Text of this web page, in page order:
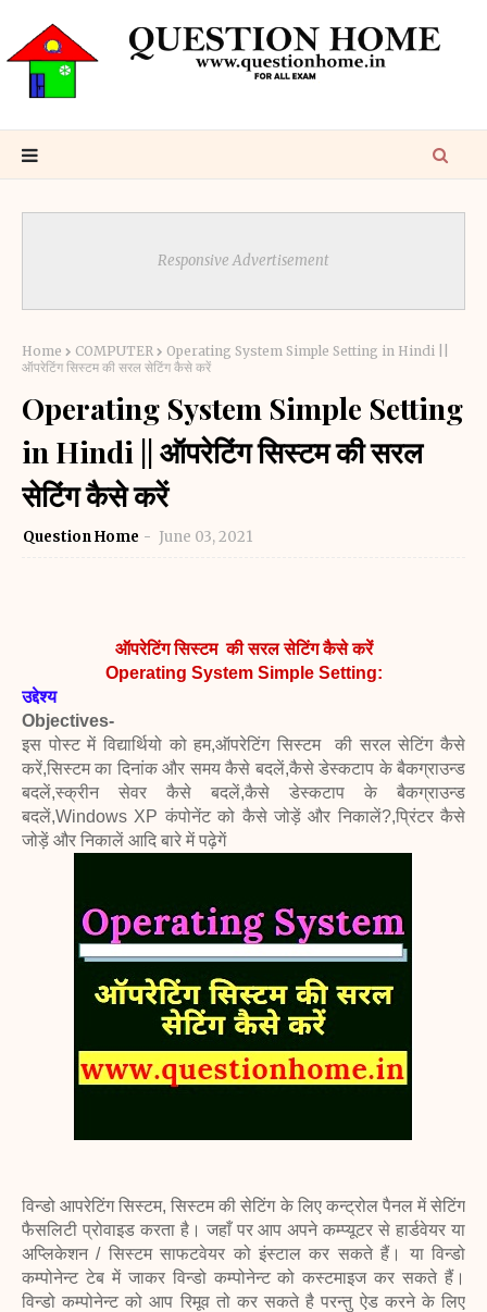
Responsive Advertisement
Home COMPUTER
Operating System Simple Setting in Hindi ||
ऑपरेटिंग सिस्टम की सरल सेटिंग कैसे करें
Operating System Simple Setting
in Hindi || ऑपरेटिंग सिस्टम की सरल
सेटिंग कैसे करें
Question Home June 03, 2021
ऑपरेटिंग सिस्टम की सरल सेटिंग कैसे करें
Operating System Simple Setting:
उद्देश्य
Objectives-
इस पोस्ट में विद्यार्थियो को हम,ऑपरेटिंग सिस्टम की सरल सेटिंग कैसे
करें,सिस्टम का दिनांक और समय कैसे बदलें,कैसे डेस्कटाप के बैकग्राउन्ड
बदलें,स्क्रीन सेवर कैसे बदलें,कैसे डेस्कटाप के बैकग्राउन्ड
बदलें,Windows XP कंपोनेंट को कैसे जोड़ें और निकालें?,प्रिंटर कैसे
जोड़ें और निकालें आदि बारे में पढ़ेगें
विन्डो आपरेटिंग सिस्टम, सिस्टम की सेटिंग के लिए कन्ट्रोल पैनल में सेटिंग
फैसलिटी प्रोवाइड करता है। जहाँ पर आप अपने कम्प्यूटर से हार्डवेयर या
अप्लिकेशन / सिस्टम साफटवेयर को इंस्टाल कर सकते हैं। या विन्डो
कम्पोनेन्ट टेब में जाकर विन्डो कम्पोनेन्ट को कस्टमाइज कर सकते हैं।
विन्डो कम्पोनेन्ट को आप रिमूव तो कर सकते है परन्तु ऐड करने के लिए